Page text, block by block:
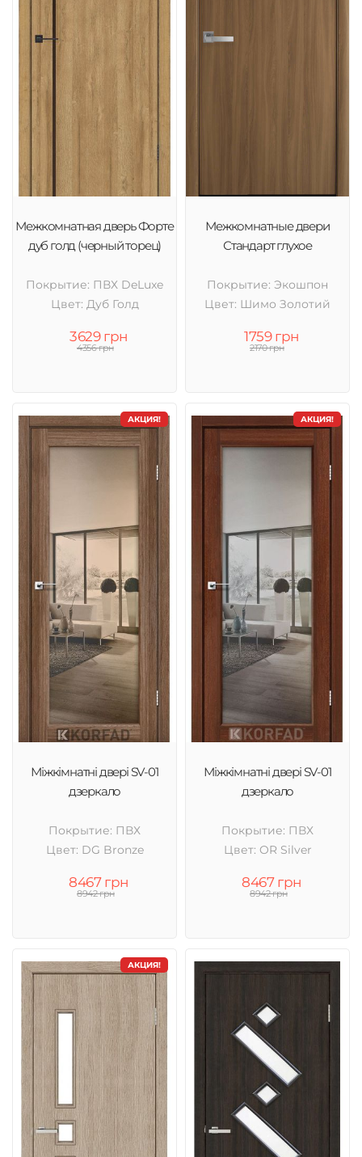
Межкомнатная дверь Форте
дуб голд (черный торец)
Покрытие: ПВХ DeLuxe
Цвет: Дуб Голд
3629 грн
4356 грн
Межкомнатные двери
Стандарт глухое
Покрытие: Экошпон
Цвет: Шимо Золотий
1759 грн
2170 грн
АКЦИЯ!
Міжкімнатні двері SV-01
дзеркало
Покрытие: ПВХ
Цвет: DG Bronze
8467 грн
8942 грн
АКЦИЯ!
Міжкімнатні двері SV-01
дзеркало
Покрытие: ПВХ
Цвет: OR Silver
8467 грн
8942 грн
АКЦИЯ!